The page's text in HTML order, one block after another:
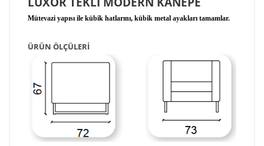
Mütevazi yapısı ile kübik hatlarını, kübik metal ayakları tamamlar.
ÜRÜN ÖLÇÜLERİ